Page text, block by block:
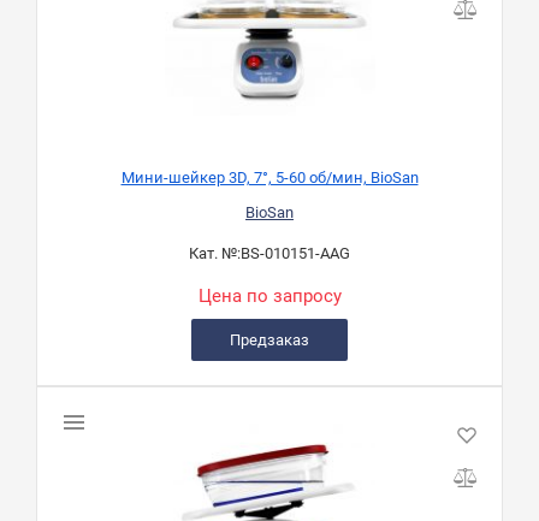
Мини-шейкер 3D, 7°, 5-60 об/мин, BioSan
BioSan
Кат. №:BS-010151-AAG
Цена по запросу
Предзаказ